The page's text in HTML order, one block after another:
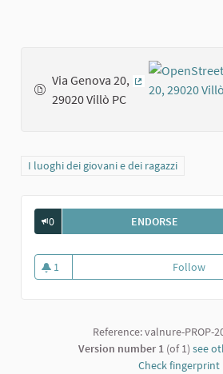
Via Genova 20,
29020 Villò PC
(External link)
Filter results for category: I luoghi dei
I luoghi dei giovani e dei ragazzi
0 ENDORSE LA
1
1 follower
FollowLa
Reference: valnure-PROP-
Version number 1 (of 1) see
Check fingerprint